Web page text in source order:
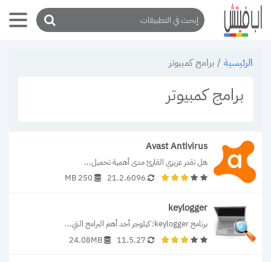
الرئيسية / برامج كمبيوتر
برامج كمبيوتر
Avast Antivirus
هل تقدر عزيزي القارئ مدى أهمية تحميل...
21.2.6096
250 MB
keylogger
برنامج keylogger: كيلوجر أحد أهم البرامج التي...
11.5.27
24.08MB